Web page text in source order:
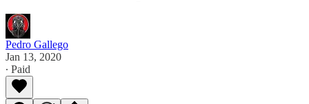
Pedro Gallego
Jan 13, 2020
∙ Paid